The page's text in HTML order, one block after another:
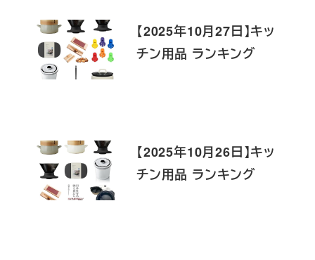
【2025年10月27日】キッ
チン用品 ランキング
【2025年10月26日】キッ
チン用品 ランキング